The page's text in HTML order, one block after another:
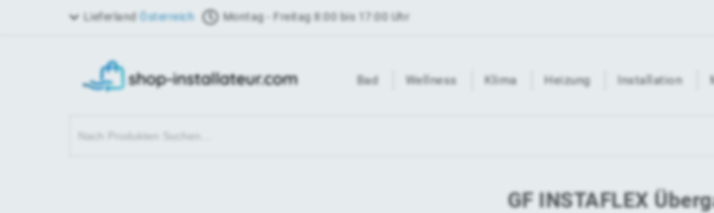
Lieferland Österreich Montag - Freitag 8:00 bis 17:00 Uhr
Bad Wellness Klima Heizung Installation
GF INSTAFLEX